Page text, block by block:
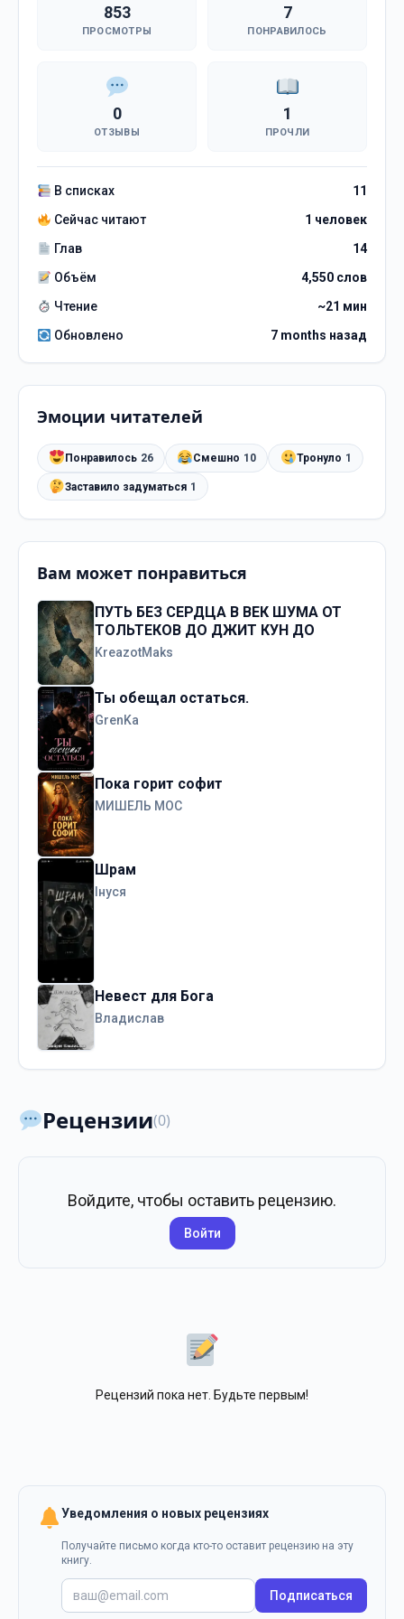
853
ПРОСМОТРЫ
7
ПОНРАВИЛОСЬ
0
ОТЗЫВЫ
1
ПРОЧЛИ
В списках
11
Сейчас читают
1 человек
Глав
14
Объём
4,550 слов
Чтение
~21 мин
Обновлено
7 months назад
Эмоции читателей
Понравилось 26 Смешно 10 Тронуло 1
Заставило задуматься 1
Вам может понравиться
ПУТЬ БЕЗ СЕРДЦА В ВЕК ШУМА ОТ
ТОЛЬТЕКОВ ДО ДЖИТ КУН ДО
KreazotMaks
Ты обещал остаться.
GrenKa
Пока горит софит
МИШЕЛЬ МОС
Шрам
Інуся
Невест для Бога
Владислав
Рецензии(0)
Войдите, чтобы оставить рецензию.
Войти
Рецензий пока нет. Будьте первым!
Уведомления о новых рецензиях
Получайте письмо когда кто-то оставит рецензию на эту
книгу.
Подписаться